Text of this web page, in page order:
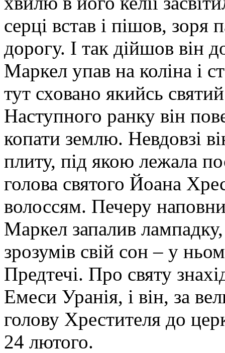
серці встав і пішов,
дорогу. І так дійшов він
Маркел упав на коліна і
тут сховано якийсь
Наступного ранку він
копати землю. Невдовзі
плиту, під якою лежала
голова святого Йоана
волоссям. Печеру
Маркел запалив
зрозумів свій сон – у
Предтечі. Про святу
Емеси Уранія, і він, за
голову Хрестителя до
24 лютого.